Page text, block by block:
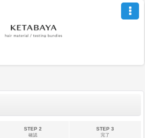
STEP 2
確認
STEP 3
完了